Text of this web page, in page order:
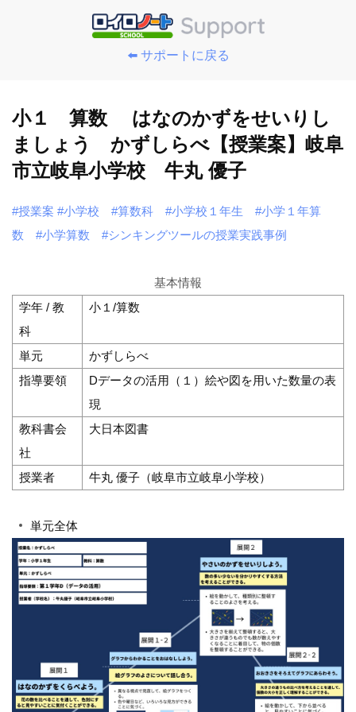
⬅️ サポートに戻る
小１ 算数 はなのかずをせいりし
ましょう かずしらべ【授業案】岐阜
市立岐阜小学校 牛丸 優子
#授業案 #小学校 #算数科 #小学校１年生
#小学１年算
数
#小学算数 #シンキングツールの授業実践事例
基本情報
学年 / 教
科
小１/算数
単元
かずしらべ
指導要領
Dデータの活用（１）絵や図を用いた数量の表
現
教科書会
社
大日本図書
授業者 牛丸 優子（岐阜市立岐阜小学校）
単元全体